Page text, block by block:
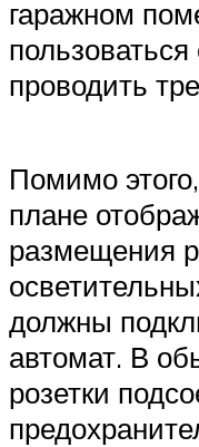
гаражном
проводить
Помимо
плане
размещения
должны
автомат. В
розетки